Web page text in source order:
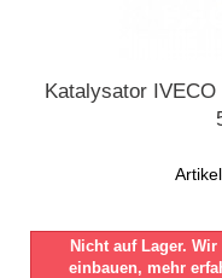
Katalysator
Nicht auf Lager.
einbauen, mehr